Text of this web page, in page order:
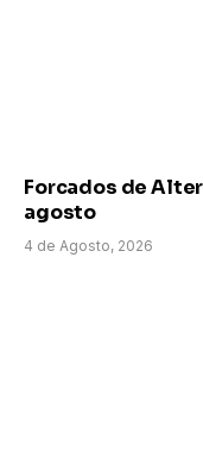
Forcados de
agosto
4 de Agosto, 2026